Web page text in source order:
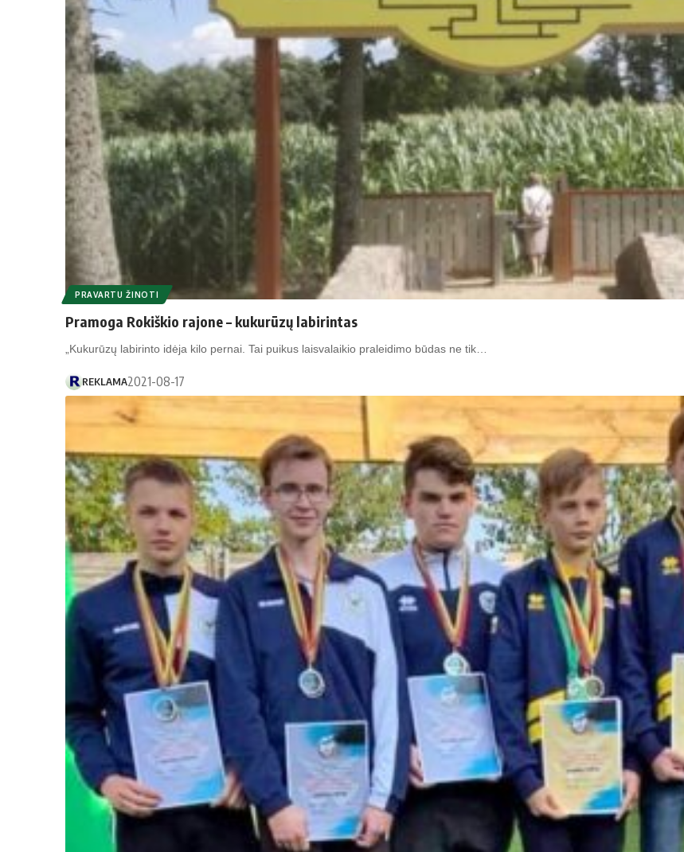
PRAVARTU ŽINOTI
Pramoga Rokiškio rajone – kukurūzų labirintas
„Kukurūzų labirinto idėja kilo pernai. Tai puikus laisvalaikio praleidimo būdas ne tik…
REKLAMA2021-08-17